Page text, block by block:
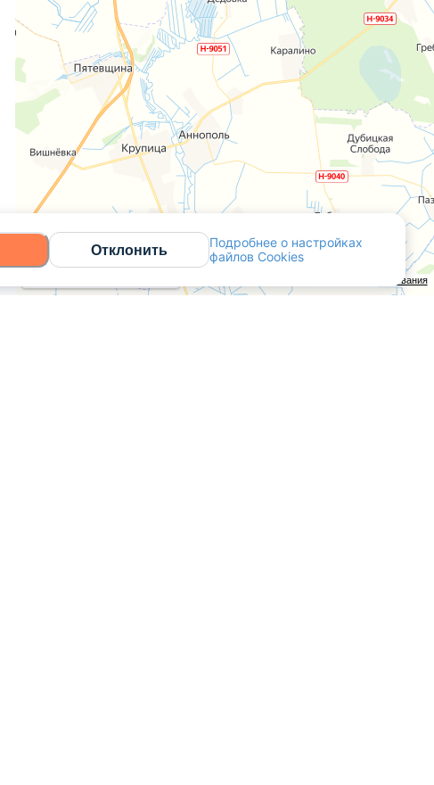
Условия использования
Отклонить
Подробнее о настройках
файлов Cookies